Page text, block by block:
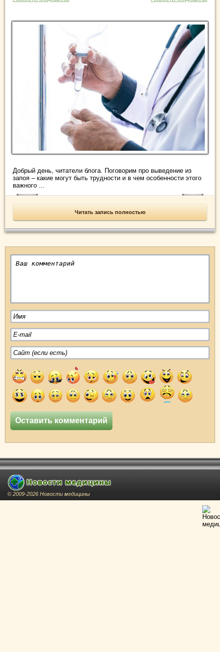
Добрый день, читатели блога. Поговорим про выведение из
запоя – какие могут быть трудности и в чем особенности этого
важного ...
Читать запись полностью
© 2009-2026 Новости медицины